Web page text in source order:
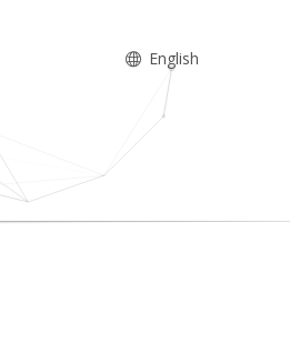
English